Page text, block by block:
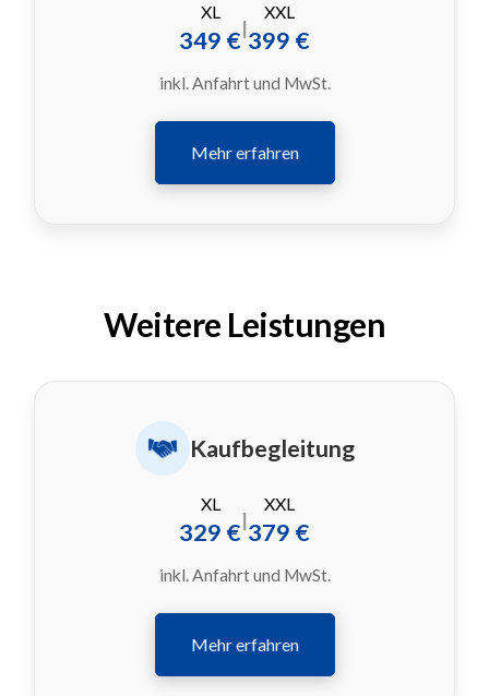
XL
349 €|
XXL
399 €
inkl. Anfahrt und MwSt.
Mehr erfahren
Weitere Leistungen
Kaufbegleitung
XL
329 €|
XXL
379 €
inkl. Anfahrt und MwSt.
Mehr erfahren